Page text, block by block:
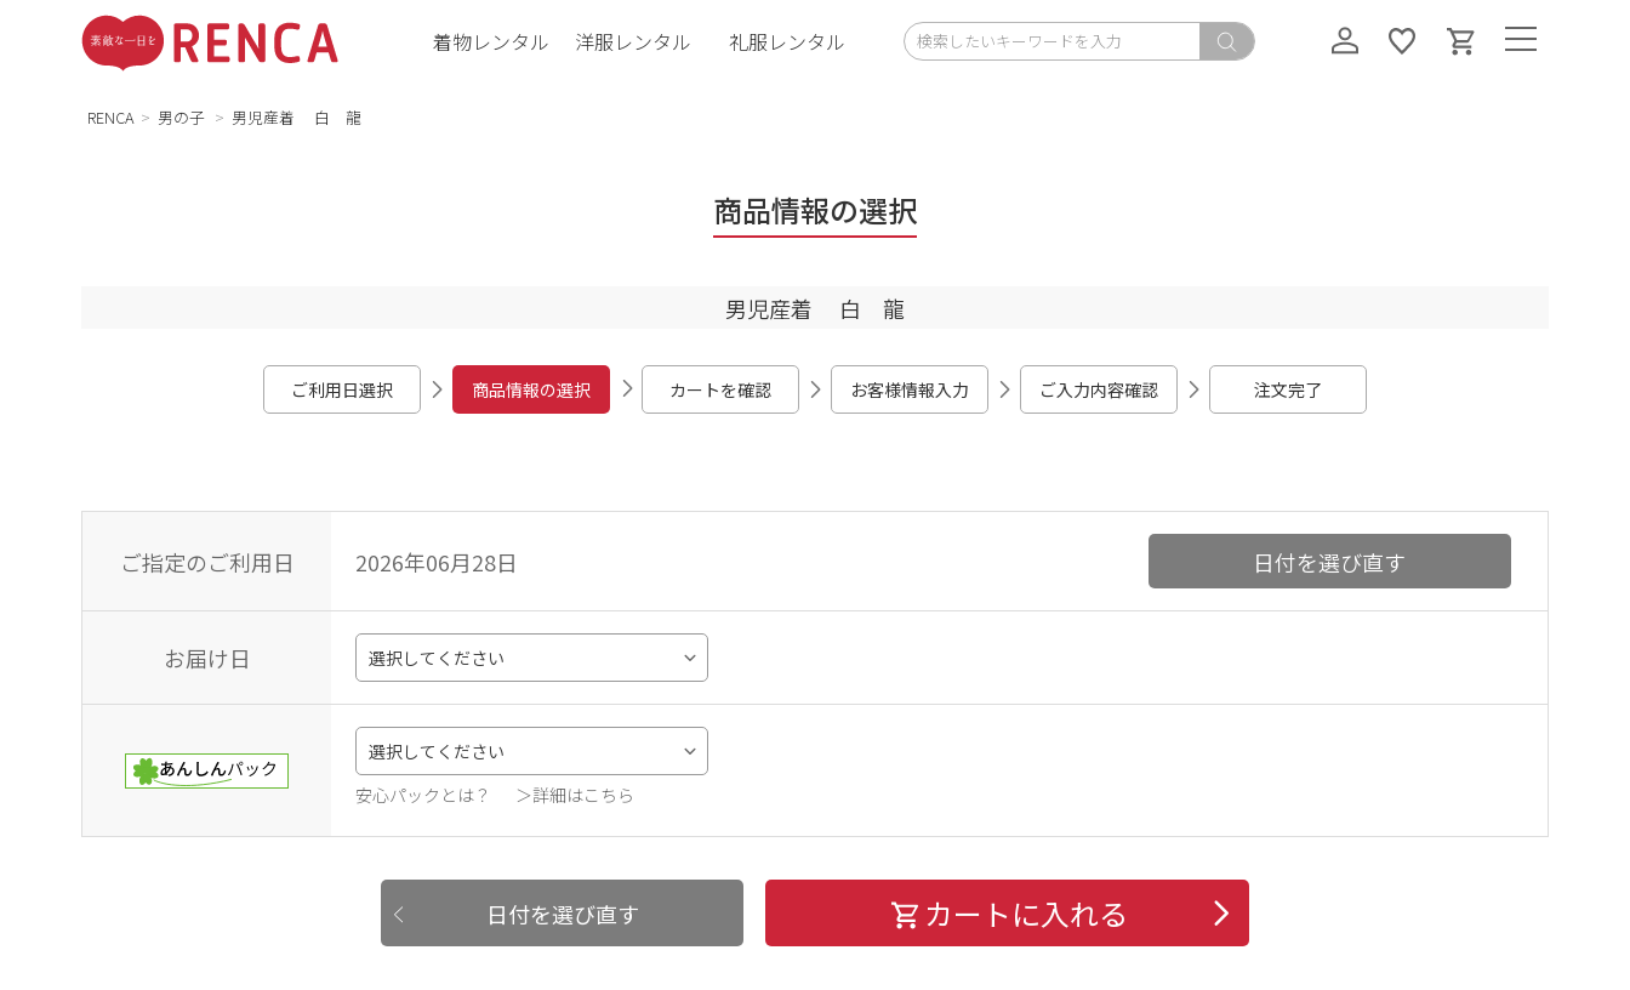
着物レンタル 洋服レンタル 礼服レンタル
RENCA 男の子 男児産着 白 龍
商品情報の選択
男児産着 白 龍
ご利用日選択 商品情報の選択 カートを確認 お客様情報入力 ご入力内容確認 注文完了
ご指定のご利用日 2026年06月28日 日付を選び直す
お届け日
安心パックとは？ ＞詳細はこちら
日付を選び直す カートに入れる